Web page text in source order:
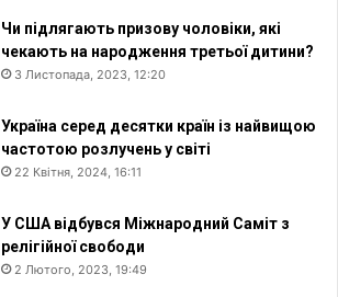
Чи підлягають призову чоловіки, які
чекають на народження третьої дитини?
3 Листопада, 2023, 12:20
Україна серед десятки країн із найвищою
частотою розлучень у світі
22 Квітня, 2024, 16:11
У США відбувся Міжнародний Саміт з
релігійної свободи
2 Лютого, 2023, 19:49